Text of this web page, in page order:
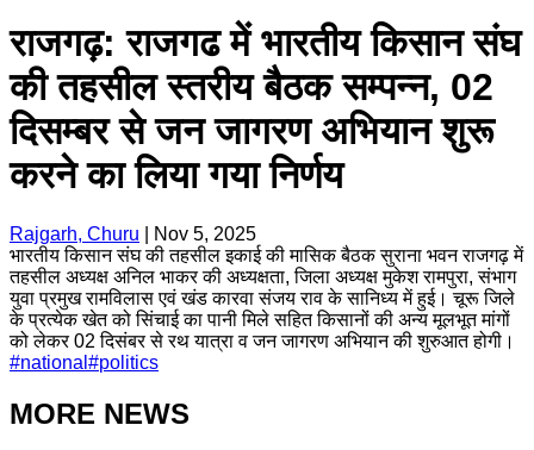
राजगढ़: राजगढ में भारतीय किसान संघ
की तहसील स्तरीय बैठक सम्पन्न, 02
दिसम्बर से जन जागरण अभियान शुरू
करने का लिया गया निर्णय
Rajgarh, Churu
Nov 5, 2025
भारतीय किसान संघ की तहसील इकाई की मासिक बैठक सुराना भवन राजगढ़ में
तहसील अध्यक्ष अनिल भाकर की अध्यक्षता, जिला अध्यक्ष मुकेश रामपुरा, संभाग
युवा प्रमुख रामविलास एवं खंड कारवा संजय राव के सानिध्य में हुई। चूरू जिले
के प्रत्येक खेत को सिंचाई का पानी मिले सहित किसानों की अन्य मूलभूत मांगों
को लेकर 02 दिसंबर से रथ यात्रा व जन जागरण अभियान की शुरुआत होगी।
#national #politics
MORE NEWS